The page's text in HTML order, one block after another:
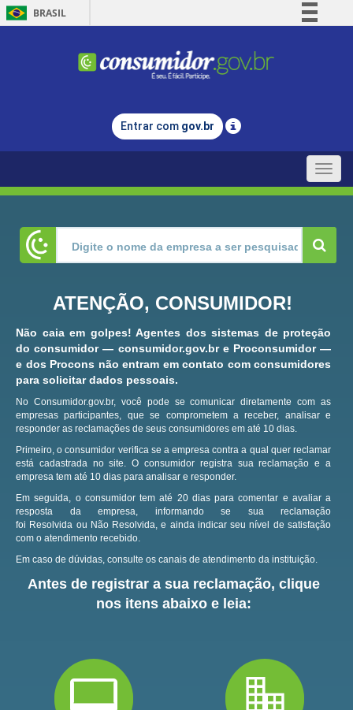
BRASIL
Comunica BR
Legislação
Entrar com gov.br
Toggle
ATENÇÃO, CONSUMIDOR!
Não caia em golpes! Agentes dos sistemas de proteção
do consumidor — consumidor.gov.br e Proconsumidor —
e dos Procons não entram em contato com consumidores
para solicitar dados pessoais.
No Consumidor.gov.br, você pode se comunicar diretamente com as
empresas participantes, que se comprometem a receber, analisar e
responder as reclamações de seus consumidores em até 10 dias.
Primeiro, o consumidor verifica se a empresa contra a qual quer reclamar
está cadastrada no site.O consumidor registra sua reclamação e a
empresa tem até 10 dias para analisar e responder.
Em seguida, o consumidor tem até 20 dias para comentar e avaliar a
resposta da empresa, informando se sua reclamação
foi Resolvida ou Não Resolvida, e ainda indicar seu nível de satisfação
com o atendimento recebido.
Em caso de dúvidas, consulte os canais de atendimento da instituição.
Antes de registrar a sua reclamação, clique
nos itens abaixo e leia: